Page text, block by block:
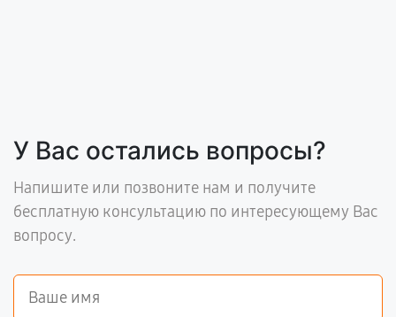
У Вас остались вопросы?
Напишите или позвоните нам и получите
бесплатную консультацию по интересующему Вас
вопросу.